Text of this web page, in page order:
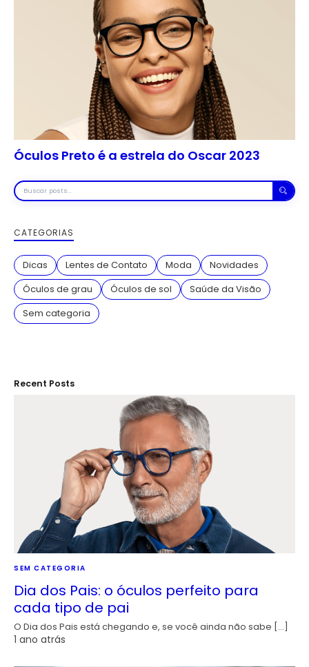
Óculos Preto é a estrela do Oscar 2023
Buscar
posts
CATEGORIAS
Dicas Lentes de Contato Moda
Novidades
Óculos de grau
Óculos de sol
Saúde da Visão
Sem categoria
Recent Posts
SEM CATEGORIA
Dia dos Pais: o óculos perfeito para
cada tipo de pai
O Dia dos Pais está chegando e, se você ainda não sabe […]
1 ano atrás